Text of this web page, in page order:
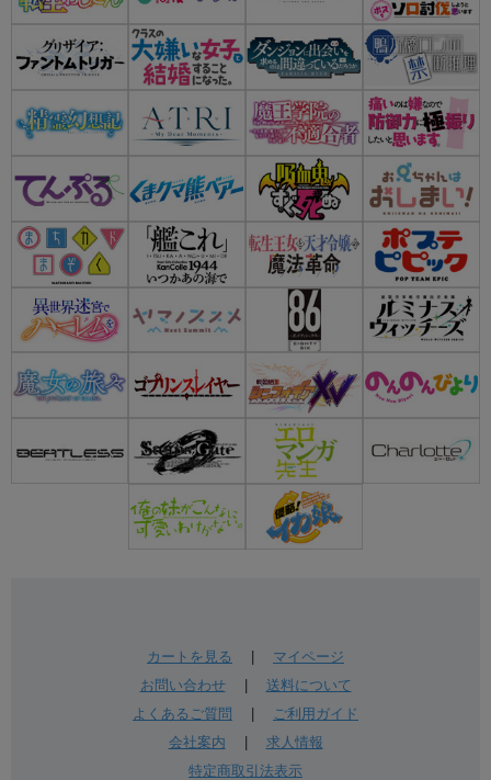
カートを見る
マイページ
お問い合わせ| 送料について
よくあるご質問
ご利用ガイド
会社案内
求人情報
特定商取引法表示